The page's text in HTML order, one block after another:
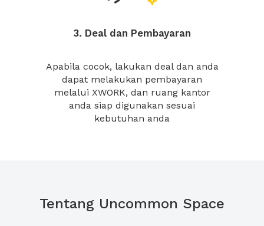
3. Deal dan Pembayaran
Apabila cocok, lakukan deal dan anda
dapat melakukan pembayaran
melalui XWORK, dan ruang kantor
anda siap digunakan sesuai
kebutuhan anda
Tentang Uncommon Space